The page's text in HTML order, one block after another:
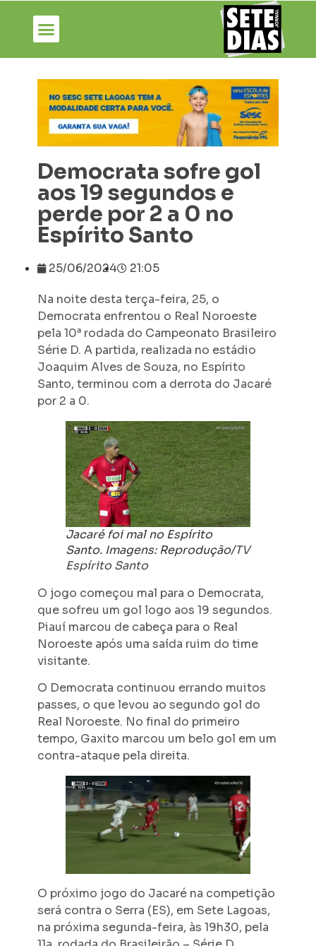
Democrata sofre gol
aos 19 segundos e
perde por 2 a 0 no
Espírito Santo
25/06/2024 21:05
Na noite desta terça-feira, 25, o
Democrata enfrentou o Real Noroeste
pela 10ª rodada do Campeonato Brasileiro
Série D. A partida, realizada no estádio
Joaquim Alves de Souza, no Espírito
Santo, terminou com a derrota do Jacaré
por 2 a 0.
Jacaré foi mal no Espírito
Santo. Imagens: Reprodução/TV
Espírito Santo
O jogo começou mal para o Democrata,
que sofreu um gol logo aos 19 segundos.
Piauí marcou de cabeça para o Real
Noroeste após uma saída ruim do time
visitante.
O Democrata continuou errando muitos
passes, o que levou ao segundo gol do
Real Noroeste. No final do primeiro
tempo, Gaxito marcou um belo gol em um
contra-ataque pela direita.
O próximo jogo do Jacaré na competição
será contra o Serra (ES), em Sete Lagoas,
na próxima segunda-feira, às 19h30, pela